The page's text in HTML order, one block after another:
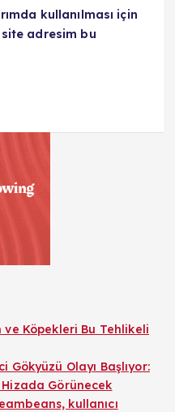
kullanılması için
adresim bu
ve Köpekleri Bu Tehlikeli
Gökyüzü Olayı Başlıyor:
Görünecek
kullanıcı